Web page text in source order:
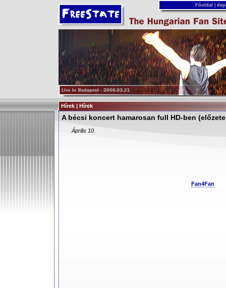
Főoldal
Hírek | Hírek
A bécsi koncert hamarosan full HD-ben
Április 10.
Fan4Fan